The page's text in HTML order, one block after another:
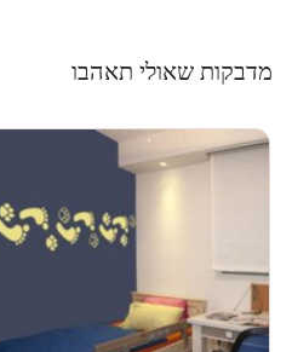
מדבקות שאולי תאהבו